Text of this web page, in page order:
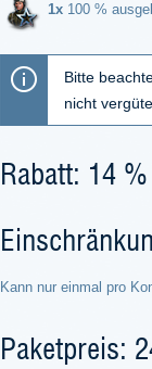
1x 100 %
Bitte
nicht
Rabatt: 14 %
Kann nur einmal pro
Paketpreis: